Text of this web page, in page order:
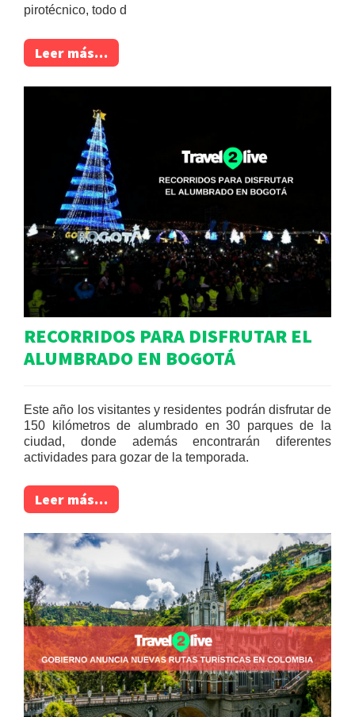
pirotécnico, todo d
Leer más…
RECORRIDOS PARA DISFRUTAR EL
ALUMBRADO EN BOGOTÁ
Este año los visitantes y residentes podrán disfrutar de
150 kilómetros de alumbrado en 30 parques de la
ciudad, donde además encontrarán diferentes
actividades para gozar de la temporada.
Leer más…